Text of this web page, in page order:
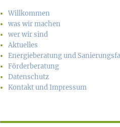
Willkommen
was wir machen
wer wir sind
Aktuelles
Energieberatung und
Förderberatung
Datenschutz
Kontakt und Impressum